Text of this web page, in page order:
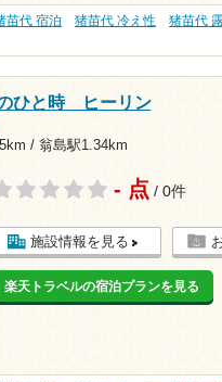
苗代 宿泊 猪苗代 冷え性 猪苗代
ひと時 ヒーリン
/ 翁島駅1.34km
- 点 / 0件
施設情報を見る
楽天トラベルの宿泊プランを見る